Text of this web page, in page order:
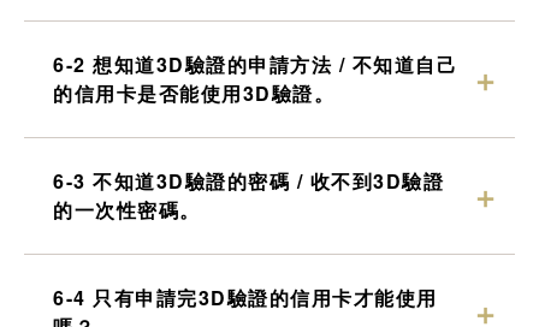
6-2 想知道3D驗證的申請方法 / 不知道自己
的信用卡是否能使用3D驗證。
6-3 不知道3D驗證的密碼 / 收不到3D驗證
的一次性密碼。
6-4 只有申請完3D驗證的信用卡才能使用